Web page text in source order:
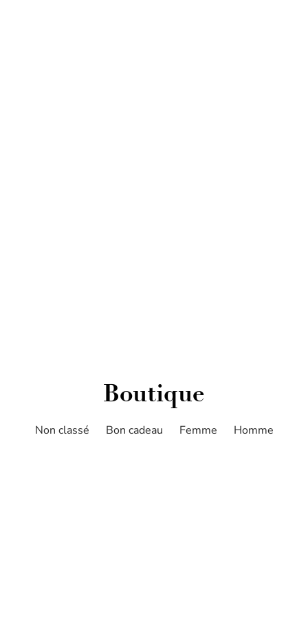
Boutique
Non classé Bon cadeau Femme Homme